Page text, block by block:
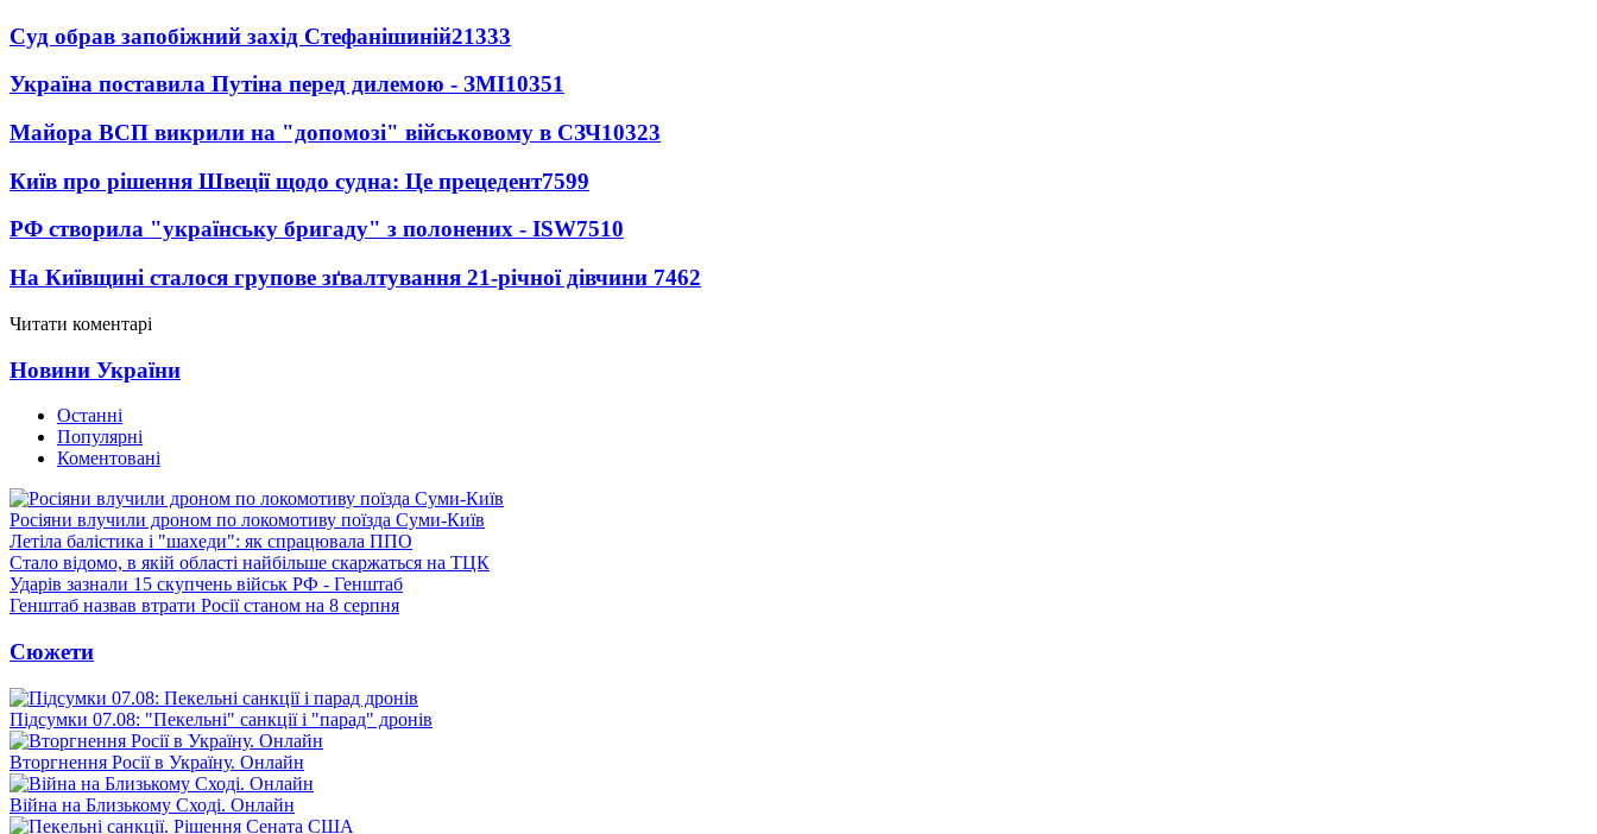
Суд обрав запобіжний захід Стефанішиній21333
Україна поставила Путіна перед дилемою - ЗМІ10351
Майора ВСП викрили на "допомозі" військовому в СЗЧ10323
Київ про рішення Швеції щодо судна: Це прецедент7599
РФ створила "українську бригаду" з полонених - ISW7510
На Київщині сталося групове зґвалтування 21-річної дівчини 7462
Читати коментарі
Новини України
Останні
Популярні
Коментовані
Росіяни влучили дроном по локомотиву поїзда Суми-Київ
Летіла балістика і "шахеди": як спрацювала ППО
Стало відомо, в якій області найбільше скаржаться на ТЦК
Ударів зазнали 15 скупчень військ РФ - Генштаб
Генштаб назвав втрати Росії станом на 8 серпня
Сюжети
Підсумки 07.08: "Пекельні" санкції і "парад" дронів
Вторгнення Росії в Україну. Онлайн
Війна на Близькому Сході. Онлайн